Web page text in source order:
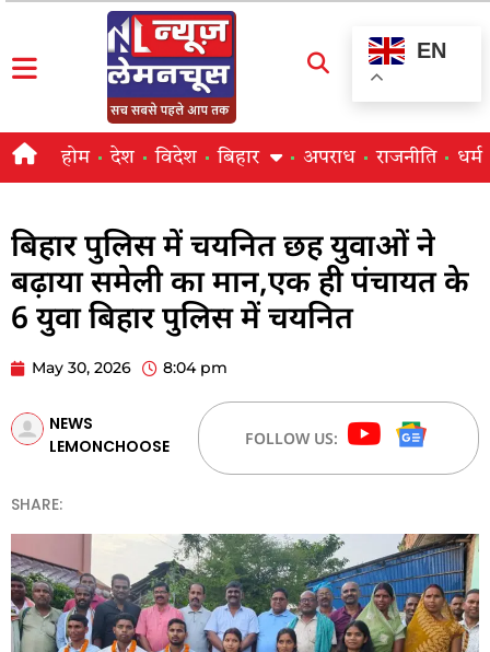
EN
होम देश विदेश बिहार अपराध राजनीति धर्म
बिहार पुलिस में चयनित छह युवाओं ने
बढ़ाया समेली का मान,एक ही पंचायत के
6 युवा बिहार पुलिस में चयनित
May 30, 2026 8:04 pm
NEWS
LEMONCHOOSE
FOLLOW US:
SHARE: